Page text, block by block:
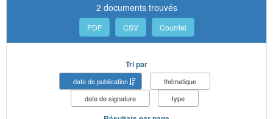
2 documents trouvés
PDF CSV Courriel
Tri par
date de publication
thématique
date de signature
type